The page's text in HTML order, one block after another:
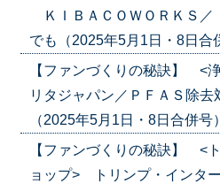
ＫＩＢＡＣＯＷＯＲＫＳ／
でも（2025年5月1日・8日合
【ファンづくりの秘訣】 <
リタジャパン／ＰＦＡＳ除
（2025年5月1日・8日合併号
【ファンづくりの秘訣】 <
ョップ> トリンプ・インタ